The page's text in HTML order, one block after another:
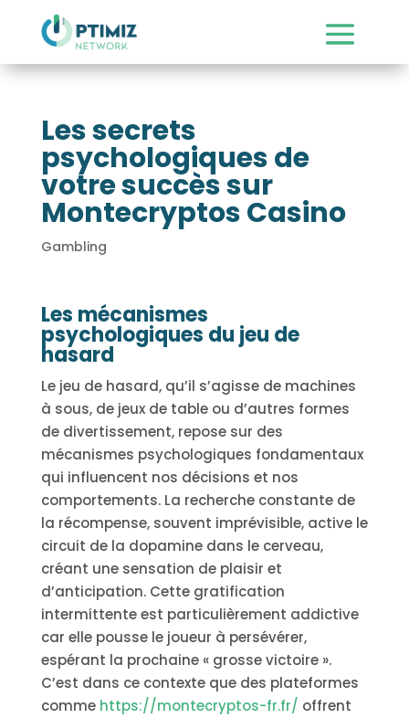
Les secrets
psychologiques de
votre succès sur
Montecryptos Casino
Gambling
Les mécanismes
psychologiques du jeu de
hasard
Le jeu de hasard, qu’il s’agisse de machines
à sous, de jeux de table ou d’autres formes
de divertissement, repose sur des
mécanismes psychologiques fondamentaux
qui influencent nos décisions et nos
comportements. La recherche constante de
la récompense, souvent imprévisible, active le
circuit de la dopamine dans le cerveau,
créant une sensation de plaisir et
d’anticipation. Cette gratification
intermittente est particulièrement addictive
car elle pousse le joueur à persévérer,
espérant la prochaine « grosse victoire ».
C’est dans ce contexte que des plateformes
comme https://montecryptos-fr.fr/ offrent